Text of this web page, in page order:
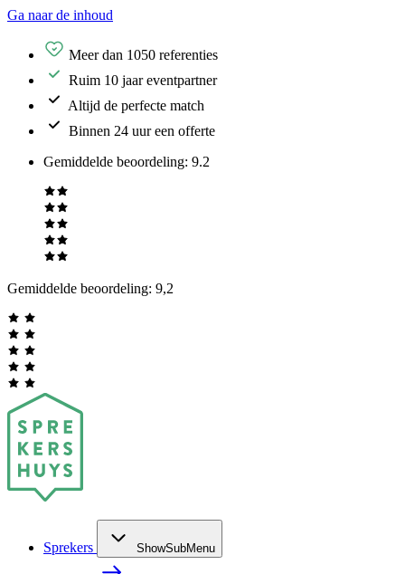
Ga naar de inhoud
Meer dan 1050 referenties
Ruim 10 jaar eventpartner
Altijd de perfecte match
Binnen 24 uur een offerte
Gemiddelde beoordeling: 9.2
Gemiddelde beoordeling: 9,2
Sprekers ShowSubMenu